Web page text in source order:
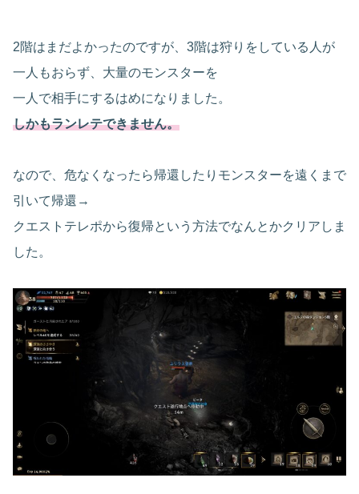
2階はまだよかったのですが、3階は狩りをしている人が
一人もおらず、大量のモンスターを
一人で相手にするはめになりました。
しかもランレテできません。
なので、危なくなったら帰還したりモンスターを遠くまで
引いて帰還→
クエストテレポから復帰という方法でなんとかクリアしま
した。